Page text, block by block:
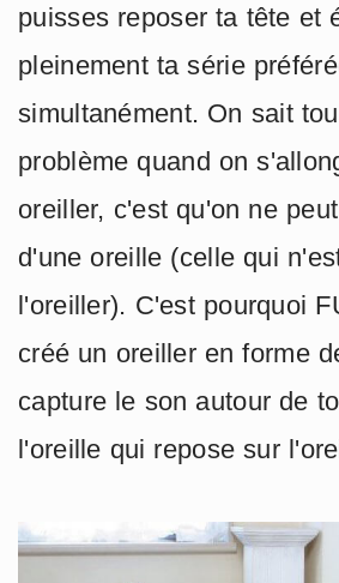
puisses reposer ta tête et
pleinement ta série
simultanément. On sait
problème quand on
oreiller, c'est qu'on ne
d'une oreille (celle qui
l'oreiller). C'est pourquoi
créé un oreiller en forme
capture le son autour de
l'oreille qui repose sur